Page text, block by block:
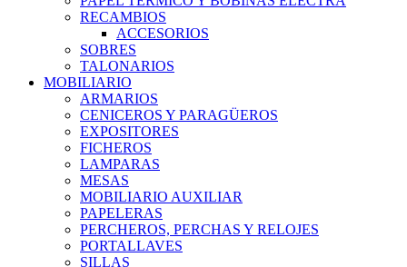
RECAMBIOS
ACCESORIOS
SOBRES
TALONARIOS
MOBILIARIO
ARMARIOS
CENICEROS Y PARAGÜEROS
EXPOSITORES
FICHEROS
LAMPARAS
MESAS
MOBILIARIO AUXILIAR
PAPELERAS
PERCHEROS, PERCHAS Y RELOJES
PORTALLAVES
SILLAS